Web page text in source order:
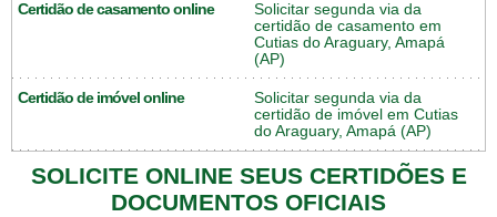
Certidão de casamento online
Solicitar segunda via da
certidão de casamento em
Cutias do Araguary, Amapá
(AP)
Certidão de imóvel online
Solicitar segunda via da
certidão de imóvel em Cutias
do Araguary, Amapá (AP)
SOLICITE ONLINE SEUS CERTIDÕES E
DOCUMENTOS OFICIAIS